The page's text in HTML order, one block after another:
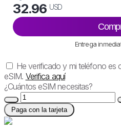
32.96 USD
Entrega
He verificado y mi teléfono es
eSIM. Verifica aquí
¿Cuántos eSIM necesitas?
Paga con la tarjeta